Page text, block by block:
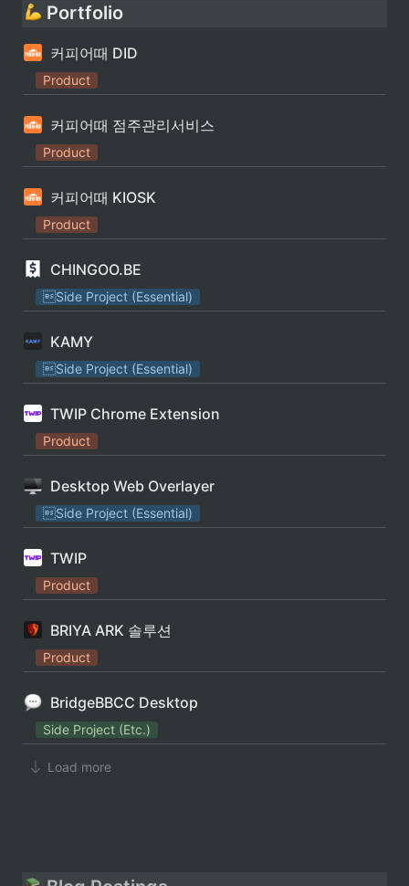
Portfolio
커피어때 DID
Product
커피어때 점주관리서비스
Product
커피어때 KIOSK
Product
CHINGOO.BE
Side Project (Essential)
KAMY
Side Project (Essential)
TWIP Chrome Extension
Product
Desktop Web Overlayer
Side Project (Essential)
TWIP
Product
BRIYA ARK 솔루션
Product
BridgeBBCC Desktop
Side Project (Etc.)
Load more